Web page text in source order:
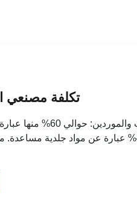
تكلفة مصنعي
إضافات بترولية، و49% عبارة عن مواد